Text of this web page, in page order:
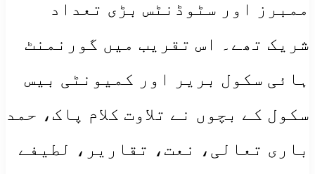
ممبرز اور سٹوڈنٹس بڑی تعداد
شریک تھے۔ اس تقریب میں گورنمنٹ
ہائی سکول بریر اور کمیونٹی بیس
سکول کے بچوں نے تلاوت کلام پاک، حمد
باری تعالی، نعت، تقاریر، لطیفے